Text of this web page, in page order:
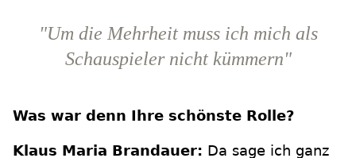
"Um die Mehrheit muss ich mich als
Schauspieler nicht kümmern"
Was war denn Ihre schönste Rolle?
Klaus Maria Brandauer: Da sage ich ganz